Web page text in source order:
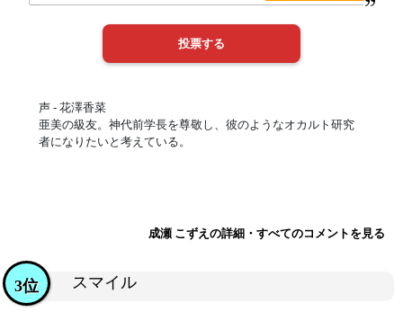
声 - 花澤香菜
亜美の級友。神代前学長を尊敬し、彼のようなオカルト研究
者になりたいと考えている。
成瀬 こずえの詳細・すべてのコメントを見る
スマイル
3位